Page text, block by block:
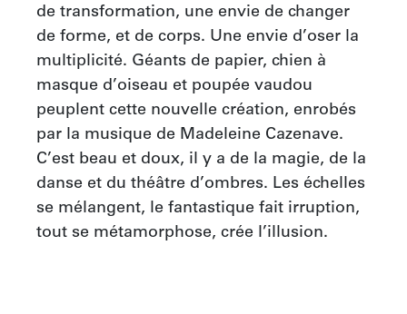
de transformation, une envie de changer
de forme, et de corps. Une envie d’oser la
multiplicité. Géants de papier, chien à
masque d’oiseau et poupée vaudou
peuplent cette nouvelle création, enrobés
par la musique de Madeleine Cazenave.
C’est beau et doux, il y a de la magie, de la
danse et du théâtre d’ombres. Les échelles
se mélangent, le fantastique fait irruption,
tout se métamorphose, crée l’illusion.